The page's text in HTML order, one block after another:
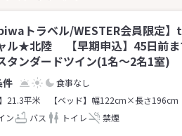
トラベル/WESTER会員限定
ル★北陸 【早期申込】45日前
タンダードツイン(1名～2名1室)
食事なし
21.3平米
【ベッド】幅122cm×長さ196cm
ン
バス トイレ 禁煙